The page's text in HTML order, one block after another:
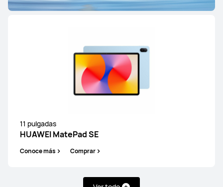
11 pulgadas
HUAWEI MatePad SE
Conoce más Comprar
HUAWEI MatePad T Series